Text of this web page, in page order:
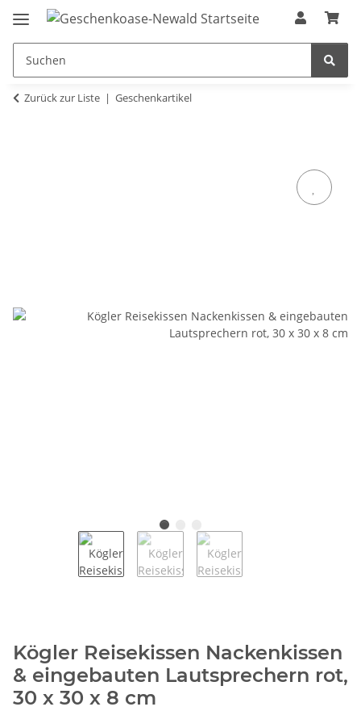
Zurück zur Liste Geschenkartikel
Kögler Reisekissen Nackenkissen
& eingebauten Lautsprechern rot,
30 x 30 x 8 cm